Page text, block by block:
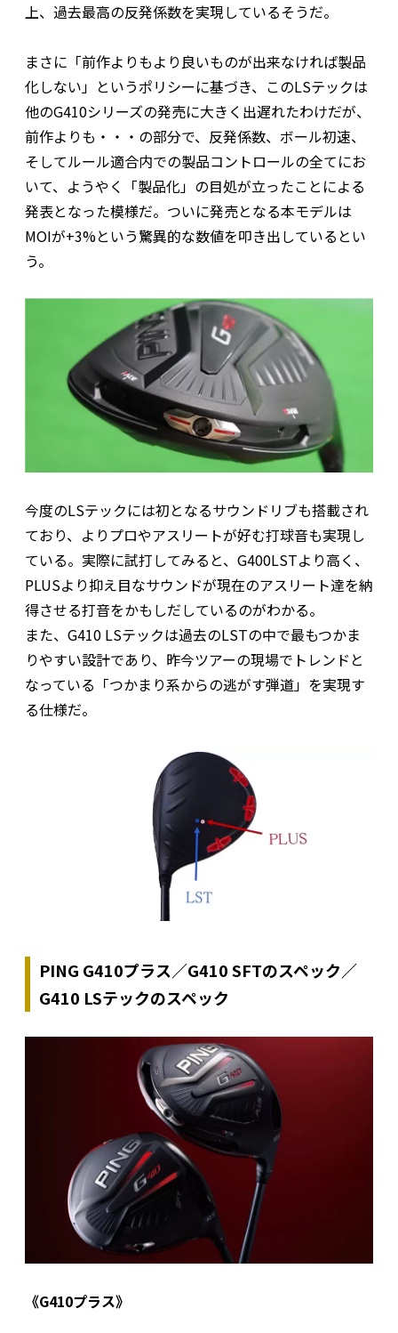
上、過去最高の反発係数を実現しているそうだ。
まさに「前作よりもより良いものが出来なければ製品
化しない」というポリシーに基づき、このLSテックは
他のG410シリーズの発売に大きく出遅れたわけだが、
前作よりも・・・の部分で、反発係数、ボール初速、
そしてルール適合内での製品コントロールの全てにお
いて、ようやく「製品化」の目処が立ったことによる
発表となった模様だ。ついに発売となる本モデルは
MOIが+3%という驚異的な数値を叩き出しているとい
う。
今度のLSテックには初となるサウンドリブも搭載され
ており、よりプロやアスリートが好む打球音も実現し
ている。実際に試打してみると、G400LSTより高く、
PLUSより抑え目なサウンドが現在のアスリート達を納
得させる打音をかもしだしているのがわかる。
また、G410 LSテックは過去のLSTの中で最もつかま
りやすい設計であり、昨今ツアーの現場でトレンドと
なっている「つかまり系からの逃がす弾道」を実現す
る仕様だ。
PING G410プラス／G410 SFTのスペック／
G410 LSテックのスペック
《G410プラス》